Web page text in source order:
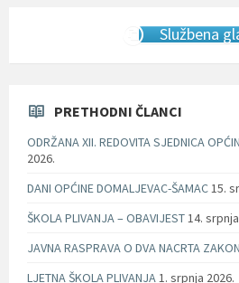
Službena
PRETHODNI ČLANCI
ODRŽANA XII. REDOVITA SJEDNICA
2026.
DANI OPĆINE DOMALJEVAC-ŠAMAC15.
ŠKOLA PLIVANJA – OBAVIJEST14.
JAVNA RASPRAVA O DVA NACRTA
LJETNA ŠKOLA PLIVANJA1. srpnja 2026.